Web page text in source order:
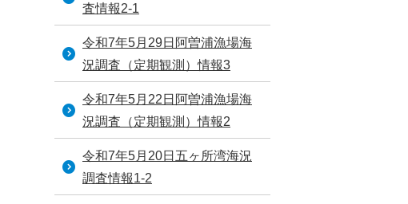
査情報2-1
令和7年5月29日阿曽浦漁場海
況調査（定期観測）情報3
令和7年5月22日阿曽浦漁場海
況調査（定期観測）情報2
令和7年5月20日五ヶ所湾海況
調査情報1-2